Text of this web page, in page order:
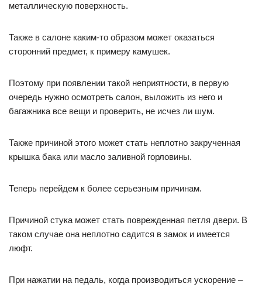
металлическую поверхность.
Также в салоне каким-то образом может оказаться
сторонний предмет, к примеру камушек.
Поэтому при появлении такой неприятности, в первую
очередь нужно осмотреть салон, выложить из него и
багажника все вещи и проверить, не исчез ли шум.
Также причиной этого может стать неплотно закрученная
крышка бака или масло заливной горловины.
Теперь перейдем к более серьезным причинам.
Причиной стука может стать поврежденная петля двери. В
таком случае она неплотно садится в замок и имеется
люфт.
При нажатии на педаль, когда производиться ускорение –